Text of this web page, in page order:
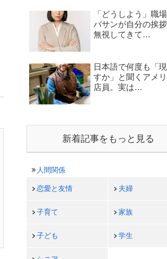
「どうしよう」職
バサンが自分の挨
無視してきて…
日本語で何度も「
すか」と聞くアメリ
店員。実は…
新着記事をもっと見る
人間関係
恋愛と友情 夫婦
子育て 家族
子ども 学生